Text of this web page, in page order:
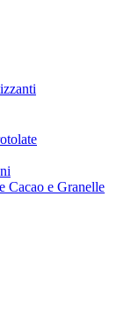
Cacao e Granelle